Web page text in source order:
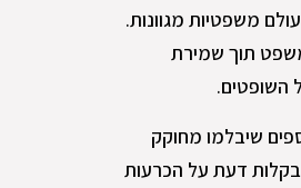
משפטיות מגוונות.
תוך שמירת
השופטים.
שיבלמו מחוקק
בקלות דעת על הכרעות